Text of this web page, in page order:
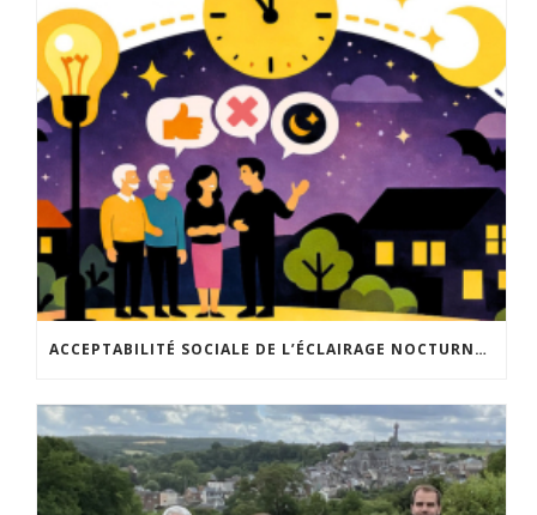
ACCEPTABILITÉ SOCIALE DE L’ÉCLAIRAGE NOCTURNE : LE REPLAY EST DISPONIBLE